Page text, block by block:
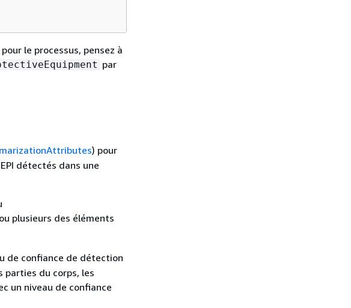
le processus, pensez à
par
) pour
détectés dans une
plusieurs des éléments
de confiance de détection
parties du corps, les
un niveau de confiance